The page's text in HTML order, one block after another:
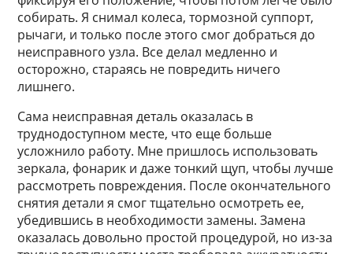
собирать. Я снимал колеса, тормозной суппорт,
рычаги, и только после этого смог добраться до
неисправного узла. Все делал медленно и
осторожно, стараясь не повредить ничего
лишнего.
Сама неисправная деталь оказалась в
труднодоступном месте, что еще больше
усложнило работу. Мне пришлось использовать
зеркала, фонарик и даже тонкий щуп, чтобы лучше
рассмотреть повреждения. После окончательного
снятия детали я смог тщательно осмотреть ее,
убедившись в необходимости замены. Замена
оказалась довольно простой процедурой, но из-за